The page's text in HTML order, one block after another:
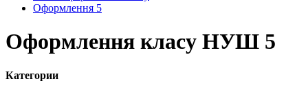
Оформлення 5
Оформлення класу НУШ 5
Категории